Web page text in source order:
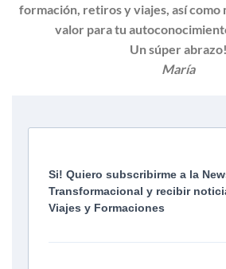
formación, retiros y viajes, así como
valor para tu
Un súper abrazo!
María